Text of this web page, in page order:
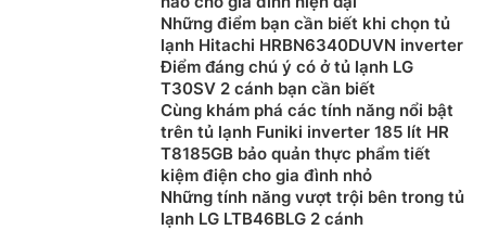
Những điểm bạn cần biết khi chọn tủ
lạnh Hitachi HRBN6340DUVN inverter
Điểm đáng chú ý có ở tủ lạnh LG
T30SV 2 cánh bạn cần biết
Cùng khám phá các tính năng nổi bật
trên tủ lạnh Funiki inverter 185 lít HR
T8185GB bảo quản thực phẩm tiết
kiệm điện cho gia đình nhỏ
Những tính năng vượt trội bên trong tủ
lạnh LG LTB46BLG 2 cánh